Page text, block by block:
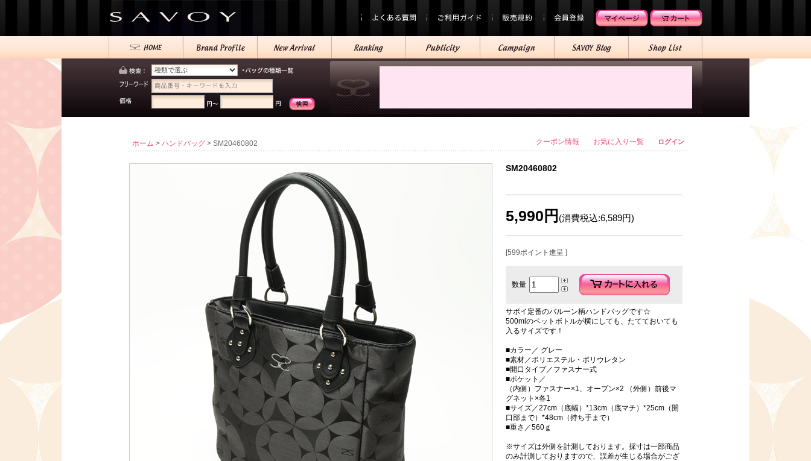
クーポン情報 お気に入り一覧 ログイン
ホーム > ハンドバッグ > SM20460802
SM20460802
サボイ定番のバルーン柄ハンドバッグです☆
500mlのペットボトルが横にしても、たてておいても
入るサイズです！
■カラー／ グレー
■素材／ポリエステル・ポリウレタン
■開口タイプ／ファスナー式
■ポケット／
（内側）ファスナー×1、オープン×2 （外側）前後マ
グネット×各1
■サイズ／27cm（底幅）*13cm（底マチ）*25cm（開
口部まで）*48cm（持ち手まで）
■重さ／560ｇ
※サイズは外側を計測しております。採寸は一部商品
のみ計測しておりますので、誤差が生じる場合がござ
5,990円 (消費税込:6,589円)
[599ポイント進呈 ]
数量